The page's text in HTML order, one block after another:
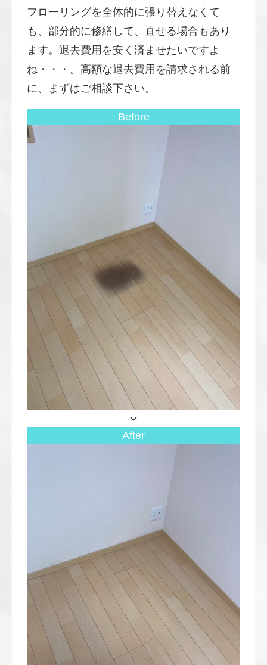
フローリングを全体的に張り替えなくて
も、部分的に修繕して、直せる場合もあり
ます。退去費用を安く済ませたいですよ
ね・・・。高額な退去費用を請求される前
に、まずはご相談下さい。
Before
After